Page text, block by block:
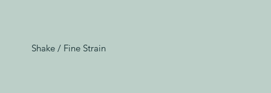
Shake / Fine Strain